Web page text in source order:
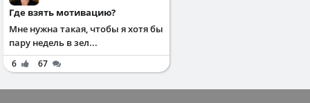
Где взять мотивацию?
Мне нужна такая, чтобы я хотя бы
пару недель в зел...
6 67